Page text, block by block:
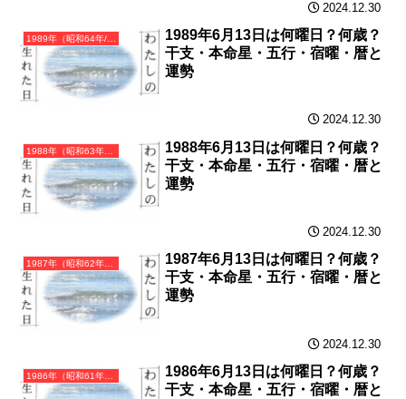
2024.12.30
1989年（昭和64年/平成元年）己巳（つちのとみ）・巳年（へび年）カレンダー（月曜はじまり）
1989年6月13日は何曜日？何歳？
干支・本命星・五行・宿曜・暦と
運勢
2024.12.30
1988年（昭和63年）戊辰（つちのえたつ）・辰年（たつ年）カレンダー（月曜はじまり）
1988年6月13日は何曜日？何歳？
干支・本命星・五行・宿曜・暦と
運勢
2024.12.30
1987年（昭和62年）丁卯（ひのとう）・卯年（うさぎ年）カレンダー（月曜はじまり）
1987年6月13日は何曜日？何歳？
干支・本命星・五行・宿曜・暦と
運勢
2024.12.30
1986年（昭和61年）丙寅（ひのえとら）・寅年（とら年）カレンダー（月曜はじまり）
1986年6月13日は何曜日？何歳？
干支・本命星・五行・宿曜・暦と